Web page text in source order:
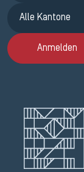
Anmelden